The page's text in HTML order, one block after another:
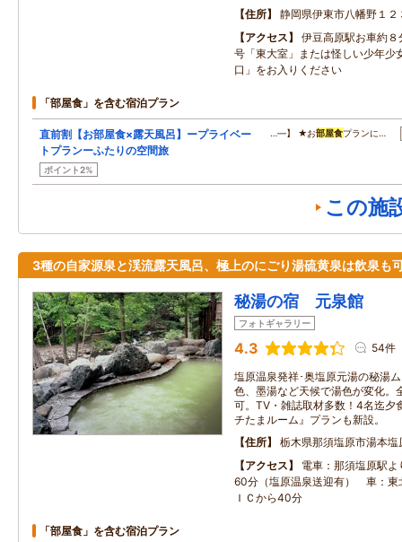
住所
静岡県伊東市八幡野１２
アクセス
伊豆高原駅お車約
号「東大室」または怪しい少年少
口」をお入りください
「部屋食」を含む宿泊プラン
直前割【お部屋食×露天風呂】ープライベー
トプランーふたりの空間旅
ポイント2%
…―】 ★お部屋食プランに…
この施
3種の自家源泉と渓流露天風呂、極上のにごり湯硫黄泉は飲泉も
秘湯の宿 元泉館
フォトギャラリー
4.3 54件
塩原温泉発祥･奥塩原元湯の秘湯
色、墨湯など天候で湯色が変化
可。TV・雑誌取材多数！4名迄夕
チたまルーム』プランも新設。
住所
栃木県那須塩原市湯本塩
アクセス
電車：那須塩原駅
60分（塩原温泉送迎有） 車：東
ＩＣから40分
「部屋食」を含む宿泊プラン